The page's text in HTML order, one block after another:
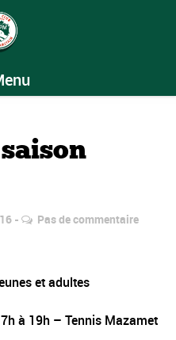
Pas de commentaire
et adultes
à 19h – Tennis Mazamet